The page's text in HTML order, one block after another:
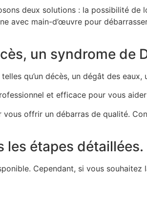
deux solutions : la possibilité
avec main-d’œuvre pour
un syndrome de
qu’un décès, un dégât des
et efficace pour vous
offrir un débarras de qualité.
les étapes détaillées.
Cependant, si vous